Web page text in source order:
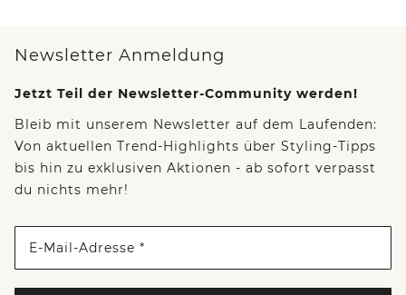
Newsletter Anmeldung
Jetzt Teil der Newsletter-Community werden!
Bleib mit unserem Newsletter auf dem Laufenden:
Von aktuellen Trend-Highlights über Styling-Tipps
bis hin zu exklusiven Aktionen - ab sofort verpasst
du nichts mehr!
E-Mail-Adresse *